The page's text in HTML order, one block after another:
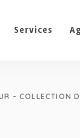
Services
- COLLECTION